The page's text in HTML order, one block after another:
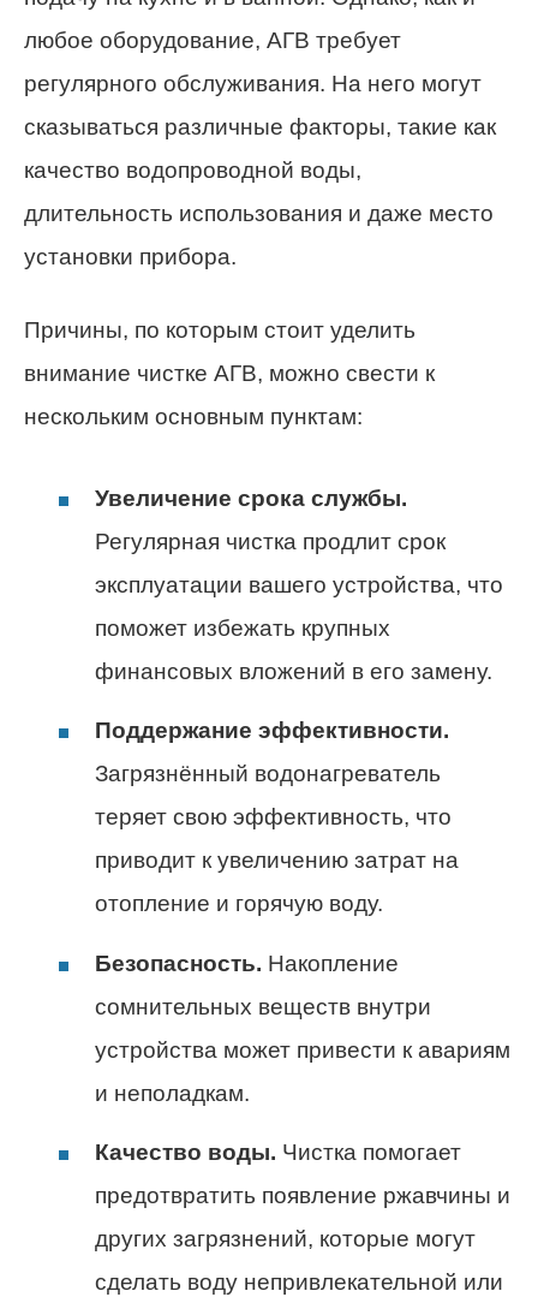
любое оборудование, АГВ требует
регулярного обслуживания. На него могут
сказываться различные факторы, такие как
качество водопроводной воды,
длительность использования и даже место
установки прибора.
Причины, по которым стоит уделить
внимание чистке АГВ, можно свести к
нескольким основным пунктам:
Увеличение срока службы.
Регулярная чистка продлит срок
эксплуатации вашего устройства, что
поможет избежать крупных
финансовых вложений в его замену.
Поддержание эффективности.
Загрязнённый водонагреватель
теряет свою эффективность, что
приводит к увеличению затрат на
отопление и горячую воду.
Безопасность. Накопление
сомнительных веществ внутри
устройства может привести к авариям
и неполадкам.
Качество воды. Чистка помогает
предотвратить появление ржавчины и
других загрязнений, которые могут
сделать воду непривлекательной или